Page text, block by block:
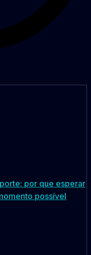
por que esperar
possível